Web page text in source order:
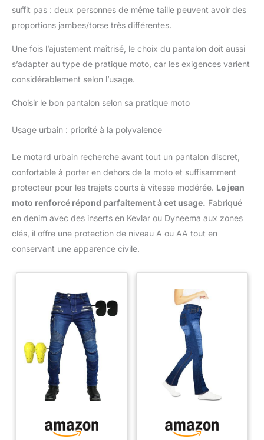
suffit pas : deux personnes de même taille peuvent avoir des
proportions jambes/torse très différentes.
Une fois l’ajustement maîtrisé, le choix du pantalon doit aussi
s’adapter au type de pratique moto, car les exigences varient
considérablement selon l’usage.
Choisir le bon pantalon selon sa pratique moto
Usage urbain : priorité à la polyvalence
Le motard urbain recherche avant tout un pantalon discret,
confortable à porter en dehors de la moto et suffisamment
protecteur pour les trajets courts à vitesse modérée. Le jean
moto renforcé répond parfaitement à cet usage. Fabriqué
en denim avec des inserts en Kevlar ou Dyneema aux zones
clés, il offre une protection de niveau A ou AA tout en
conservant une apparence civile.